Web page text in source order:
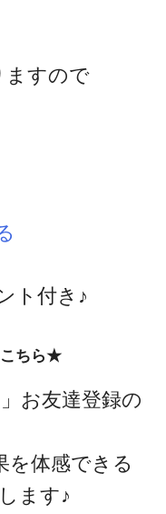
ますので
ト付き♪
ちら★
お友達登録の
を体感できる
ます♪